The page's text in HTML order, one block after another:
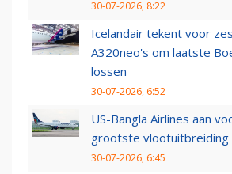
30-07-2026, 8:22
Icelandair tekent voor
A320neo's om laatste
lossen
30-07-2026, 6:52
US-Bangla Airlines aan
grootste vlootuitbreiding
30-07-2026, 6:45